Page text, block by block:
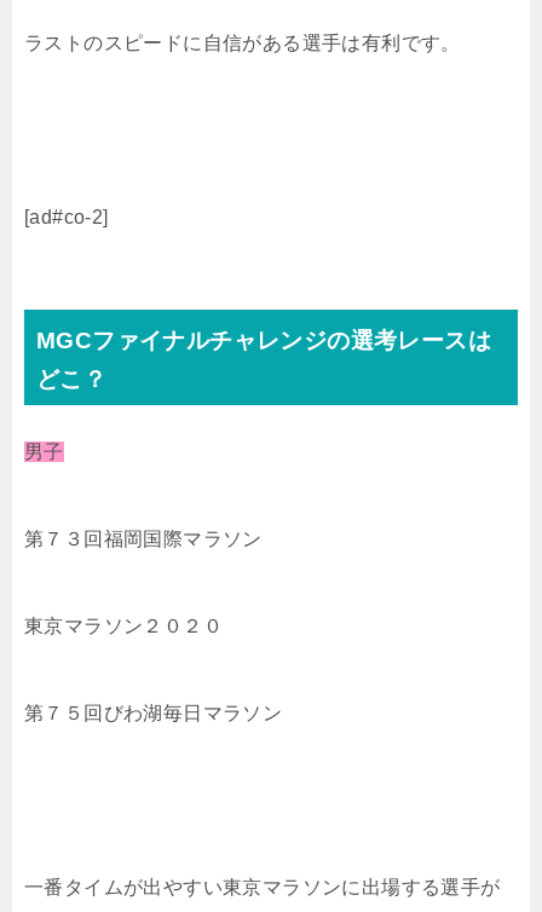
ラストのスピードに自信がある選手は有利です。
[ad#co-2]
MGCファイナルチャレンジの選考レースは
どこ？
男子
第７３回福岡国際マラソン
東京マラソン２０２０
第７５回びわ湖毎日マラソン
一番タイムが出やすい東京マラソンに出場する選手が